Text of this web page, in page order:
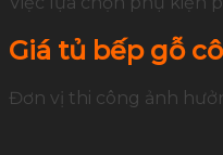
Giá tủ bếp gỗ
Đơn vị thi công ảnh